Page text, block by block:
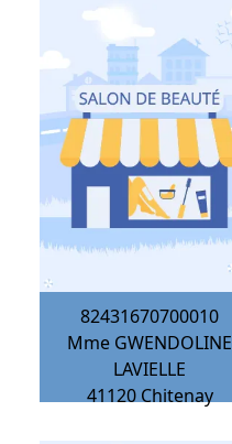
82431670700010
Mme GWENDOLINE
LAVIELLE
41120 Chitenay